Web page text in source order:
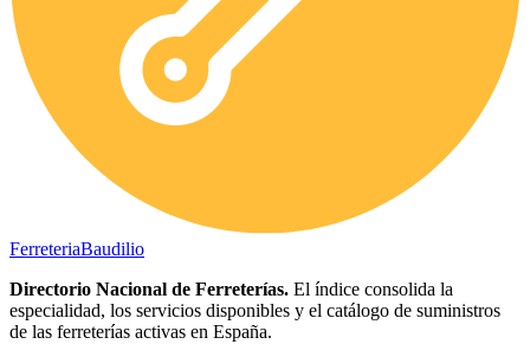
FerreteriaBaudilio
Directorio Nacional de Ferreterías. El índice consolida la
especialidad, los servicios disponibles y el catálogo de suministros
de las ferreterías activas en España.